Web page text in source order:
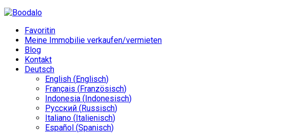
Favoritin
Meine Immobilie verkaufen/vermieten
Blog
Kontakt
Deutsch
English (Englisch)
Français (Französisch)
Indonesia (Indonesisch)
Русский (Russisch)
Italiano (Italienisch)
Español (Spanisch)